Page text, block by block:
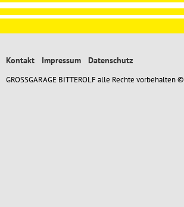
Kontakt Impressum Datenschutz
GROSSGARAGE BITTEROLF alle Rechte vorbehalten ©